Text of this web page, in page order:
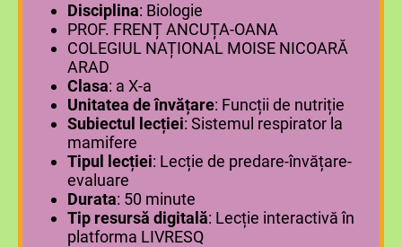
Disciplina: Biologie
PROF. FRENȚ ANCUȚA-OANA
COLEGIUL NAȚIONAL MOISE NICOARĂ
ARAD
Clasa: a X-a
Unitatea de învățare: Funcții de nutriție
Subiectul lecției: Sistemul respirator la
mamifere
Tipul lecției: Lecție de predare-învățare-
evaluare
Durata: 50 minute
Tip resursă digitală: Lecție interactivă în
platforma LIVRESQ